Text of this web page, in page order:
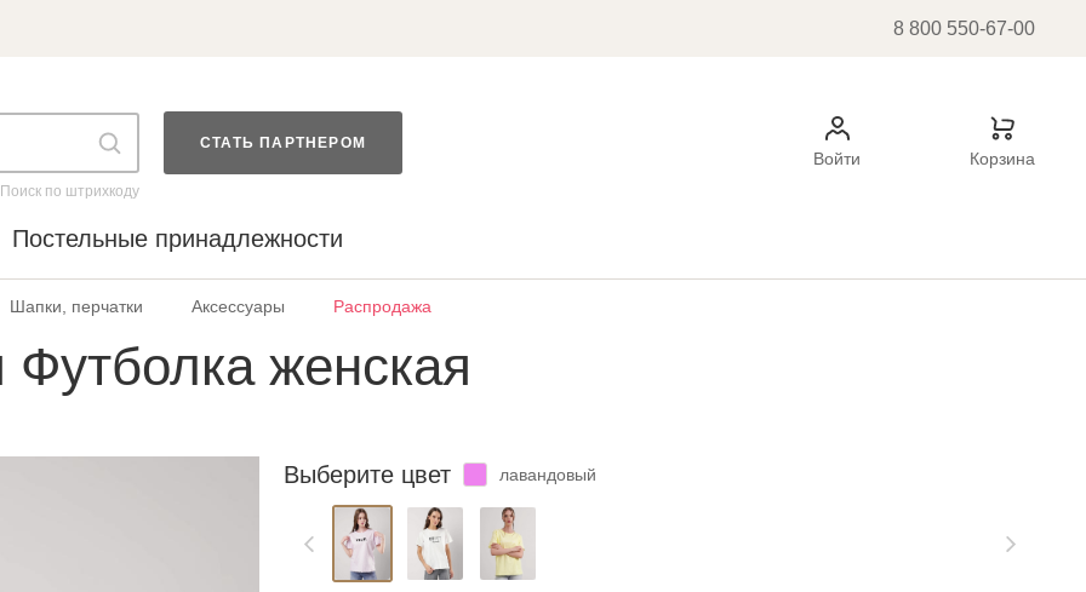
8 800 550-67-00
Поиск по штрихкоду
СТАТЬ ПАРТНЕРОМ
Войти Корзина
Постельные принадлежности
Шапки, перчатки Аксессуары Распродажа
женская
Выберите цвет лавандовый